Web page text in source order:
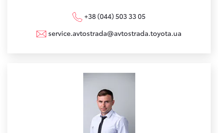
+38 (044) 503 33 05
service.avtostrada@avtostrada.toyota.ua